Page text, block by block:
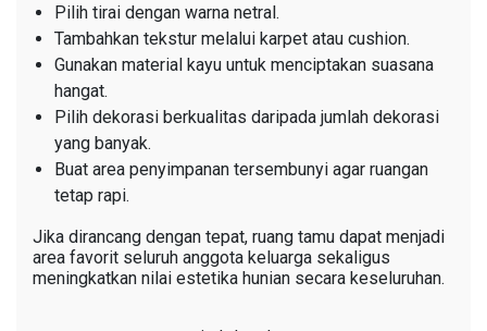
Pilih tirai dengan warna netral.
Tambahkan tekstur melalui karpet atau cushion.
Gunakan material kayu untuk menciptakan suasana
hangat.
Pilih dekorasi berkualitas daripada jumlah dekorasi
yang banyak.
Buat area penyimpanan tersembunyi agar ruangan
tetap rapi.
Jika dirancang dengan tepat, ruang tamu dapat menjadi
area favorit seluruh anggota keluarga sekaligus
meningkatkan nilai estetika hunian secara keseluruhan.